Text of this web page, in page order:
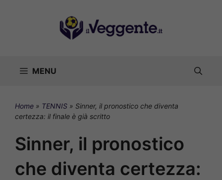
MENU
Home » TENNIS » Sinner, il pronostico che diventa
certezza: il finale è già scritto
Sinner, il pronostico
che diventa certezza: